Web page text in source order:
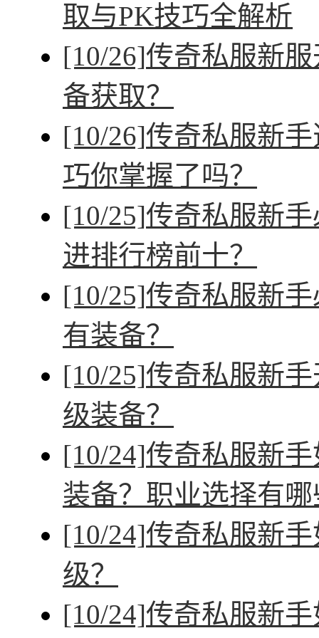
取与PK技巧全解析
[10/26]传奇私服新
备获取？
[10/26]传奇私服新
巧你掌握了吗？
[10/25]传奇私服新
进排行榜前十？
[10/25]传奇私服新
有装备？
[10/25]传奇私服新
级装备？
[10/24]传奇私服新
装备？职业选择有
[10/24]传奇私服新
级？
[10/24]传奇私服新